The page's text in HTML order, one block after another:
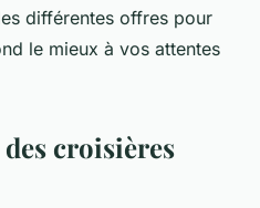
différentes offres pour
le mieux à vos attentes
croisières